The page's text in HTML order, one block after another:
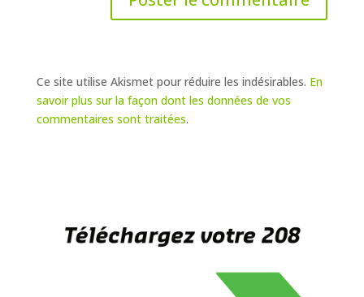
Ce site utilise Akismet pour réduire les indésirables. En
savoir plus sur la façon dont les données de vos
commentaires sont traitées.